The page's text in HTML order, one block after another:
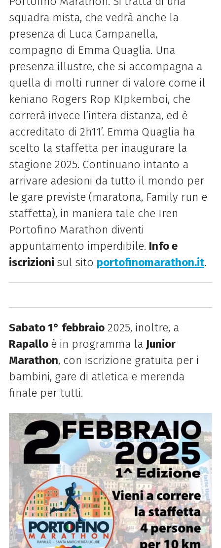
squadra mista, che vedrà anche la
presenza di Luca Campanella,
compagno di Emma Quaglia. Una
presenza illustre, che si accompagna a
quella di molti runner di valore come il
keniano Rogers Rop KIpkemboi, che
correrà invece l’intera distanza, ed è
accreditato di 2h11’. Emma Quaglia ha
scelto la staffetta per inaugurare la
stagione 2025. Continuano intanto a
arrivare adesioni da tutto il mondo per
le gare previste (maratona, Family run e
staffetta), in maniera tale che Iren
Portofino Marathon diventi
appuntamento imperdibile. Info e
iscrizioni sul sito portofinomarathon.it.
Sabato 1° febbraio2025, inoltre, a
Rapallo è in programma la Junior
Marathon, con iscrizione gratuita per i
bambini, gare di atletica e merenda
finale per tutti.